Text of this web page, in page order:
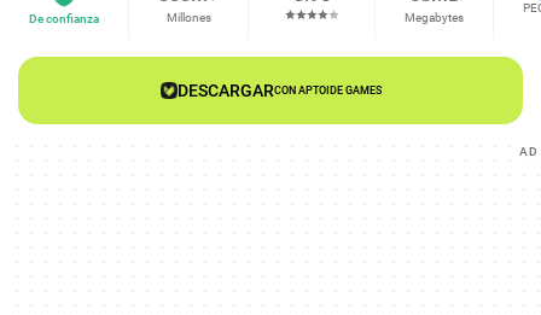
De confianza Millones Megabytes
DESCARGARCON APTOIDE GAMES
AD